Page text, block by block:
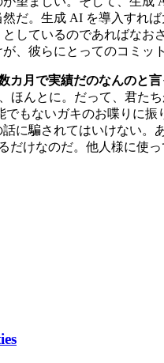
だ。生成 AI を導入すれ
しているのであればなお
、彼らにとってのコミッ
月で実績だのなんのと
ほんとに。だって、君た
もないガキのお喋りに
に騙されてはいけない
けなのだ。他人様に使